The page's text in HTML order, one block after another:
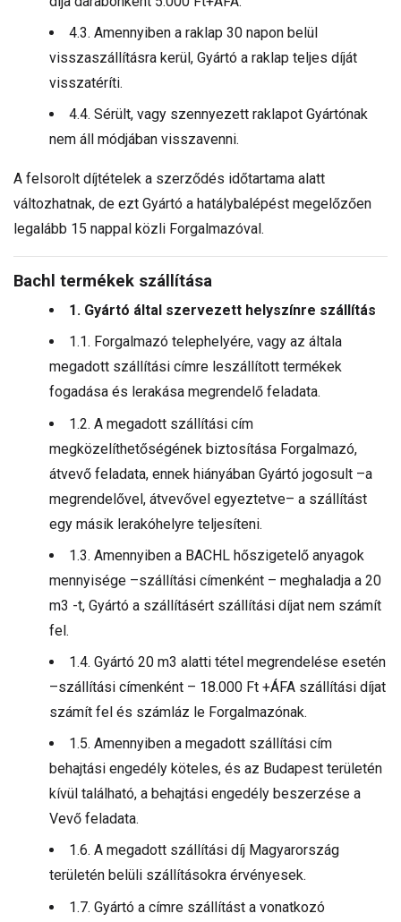
4.3. Amennyiben a raklap 30 napon belül
visszaszállításra kerül, Gyártó a raklap teljes díját
visszatéríti.
4.4. Sérült, vagy szennyezett raklapot Gyártónak
nem áll módjában visszavenni.
A felsorolt díjtételek a szerződés időtartama alatt
változhatnak, de ezt Gyártó a hatálybalépést megelőzően
legalább 15 nappal közli Forgalmazóval.
Bachl termékek szállítása
1. Gyártó által szervezett helyszínre szállítás
1.1. Forgalmazó telephelyére, vagy az általa
megadott szállítási címre leszállított termékek
fogadása és lerakása megrendelő feladata.
1.2. A megadott szállítási cím
megközelíthetőségének biztosítása Forgalmazó,
átvevő feladata, ennek hiányában Gyártó jogosult –a
megrendelővel, átvevővel egyeztetve– a szállítást
egy másik lerakóhelyre teljesíteni.
1.3. Amennyiben a BACHL hőszigetelő anyagok
mennyisége –szállítási címenként – meghaladja a 20
m3 -t, Gyártó a szállításért szállítási díjat nem számít
fel.
1.4. Gyártó 20 m3 alatti tétel megrendelése esetén
–szállítási címenként – 18.000 Ft +ÁFA szállítási díjat
számít fel és számláz le Forgalmazónak.
1.5. Amennyiben a megadott szállítási cím
behajtási engedély köteles, és az Budapest területén
kívül található, a behajtási engedély beszerzése a
Vevő feladata.
1.6. A megadott szállítási díj Magyarország
területén belüli szállításokra érvényesek.
1.7. Gyártó a címre szállítást a vonatkozó